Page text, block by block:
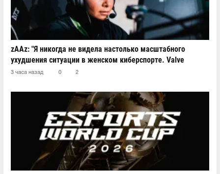
zAAz: "Я никогда не видела настолько масштабного
ухудшения ситуации в женском киберспорте. Valve
должно быть стыдно"
3 часа назад 0 2